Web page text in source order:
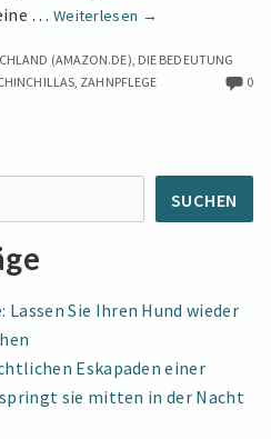
… Weiterlesen
Was
Chinchillas?
Der
für
Ernährung
→
(AMAZON.DE), DIE BEDEUTUNG
, ZAHNPFLEGE 0
SUCHEN
Sie Ihren Hund wieder
Eskapaden einer
sie mitten in der Nacht